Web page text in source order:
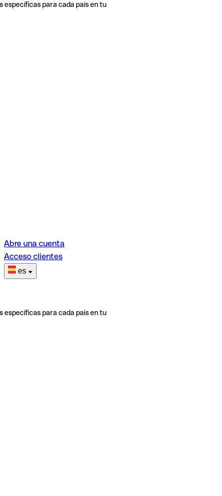
específicas para cada país en tu
Abre una cuenta
Acceso clientes
es
específicas para cada país en tu